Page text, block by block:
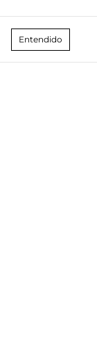
Entendido